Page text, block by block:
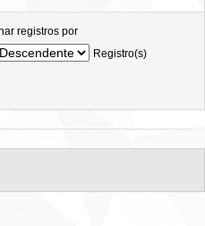
registros por
Registro(s)